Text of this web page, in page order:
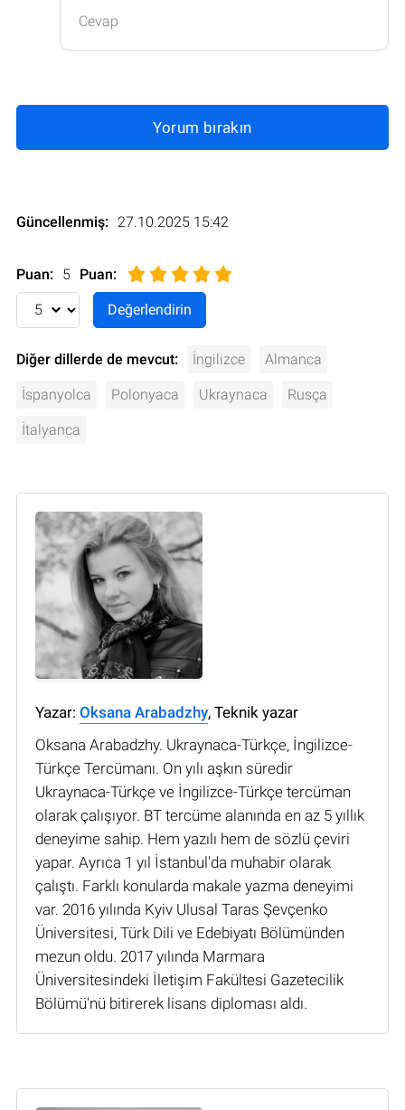
Cevap
Yorum bırakın
Güncellenmiş: 27.10.2025 15:42
Puan: 5 Puan:
Diğer dillerde de mevcut: İngilizce Almanca
İspanyolca Polonyaca Ukraynaca Rusça
İtalyanca
Yazar: Oksana Arabadzhy, Teknik yazar
Oksana Arabadzhy. Ukraynaca-Türkçe, İngilizce-
Türkçe Tercümanı. On yılı aşkın süredir
Ukraynaca-Türkçe ve İngilizce-Türkçe tercüman
olarak çalışıyor. BT tercüme alanında en az 5 yıllık
deneyime sahip. Hem yazılı hem de sözlü çeviri
yapar. Ayrıca 1 yıl İstanbul'da muhabir olarak
çalıştı. Farklı konularda makale yazma deneyimi
var. 2016 yılında Kyiv Ulusal Taras Şevçenko
Üniversitesi, Türk Dili ve Edebiyatı Bölümünden
mezun oldu. 2017 yılında Marmara
Üniversitesindeki İletişim Fakültesi Gazetecilik
Bölümü'nü bitirerek lisans diploması aldı.